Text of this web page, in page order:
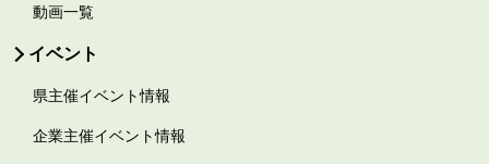
動画一覧
イベント
県主催イベント情報
企業主催イベント情報